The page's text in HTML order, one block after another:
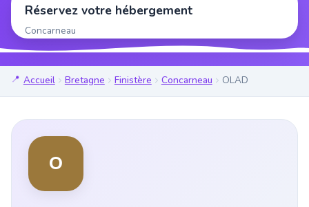
Réservez votre hébergement
Concarneau
Accueil Bretagne Finistère Concarneau OLAD
O